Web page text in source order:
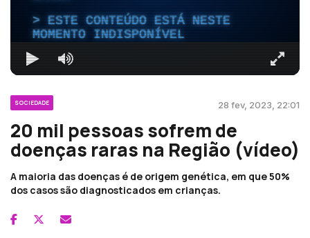
ESTE CONTEÚDO ESTÁ NESTE
MOMENTO INDISPONÍVEL
SOCIEDADE 28 fev, 2023, 22:01
20 mil pessoas sofrem de
doenças raras na Região (vídeo)
A maioria das doenças é de origem genética, em que 50%
dos casos são diagnosticados em crianças.